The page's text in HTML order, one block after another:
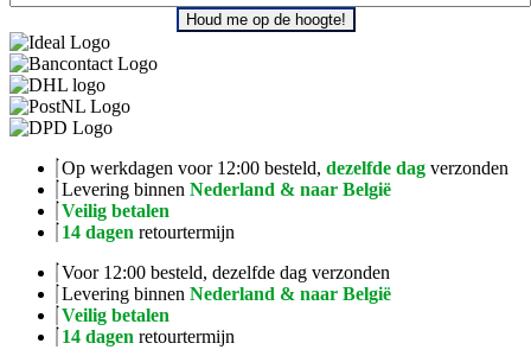
Houd me op de hoogte!
Op werkdagen voor 12:00 besteld, dezelfde dag verzonden
Levering binnen Nederland & naar België
Veilig betalen
14 dagen retourtermijn
Voor 12:00 besteld, dezelfde dag verzonden
Levering binnen Nederland & naar België
Veilig betalen
14 dagen retourtermijn